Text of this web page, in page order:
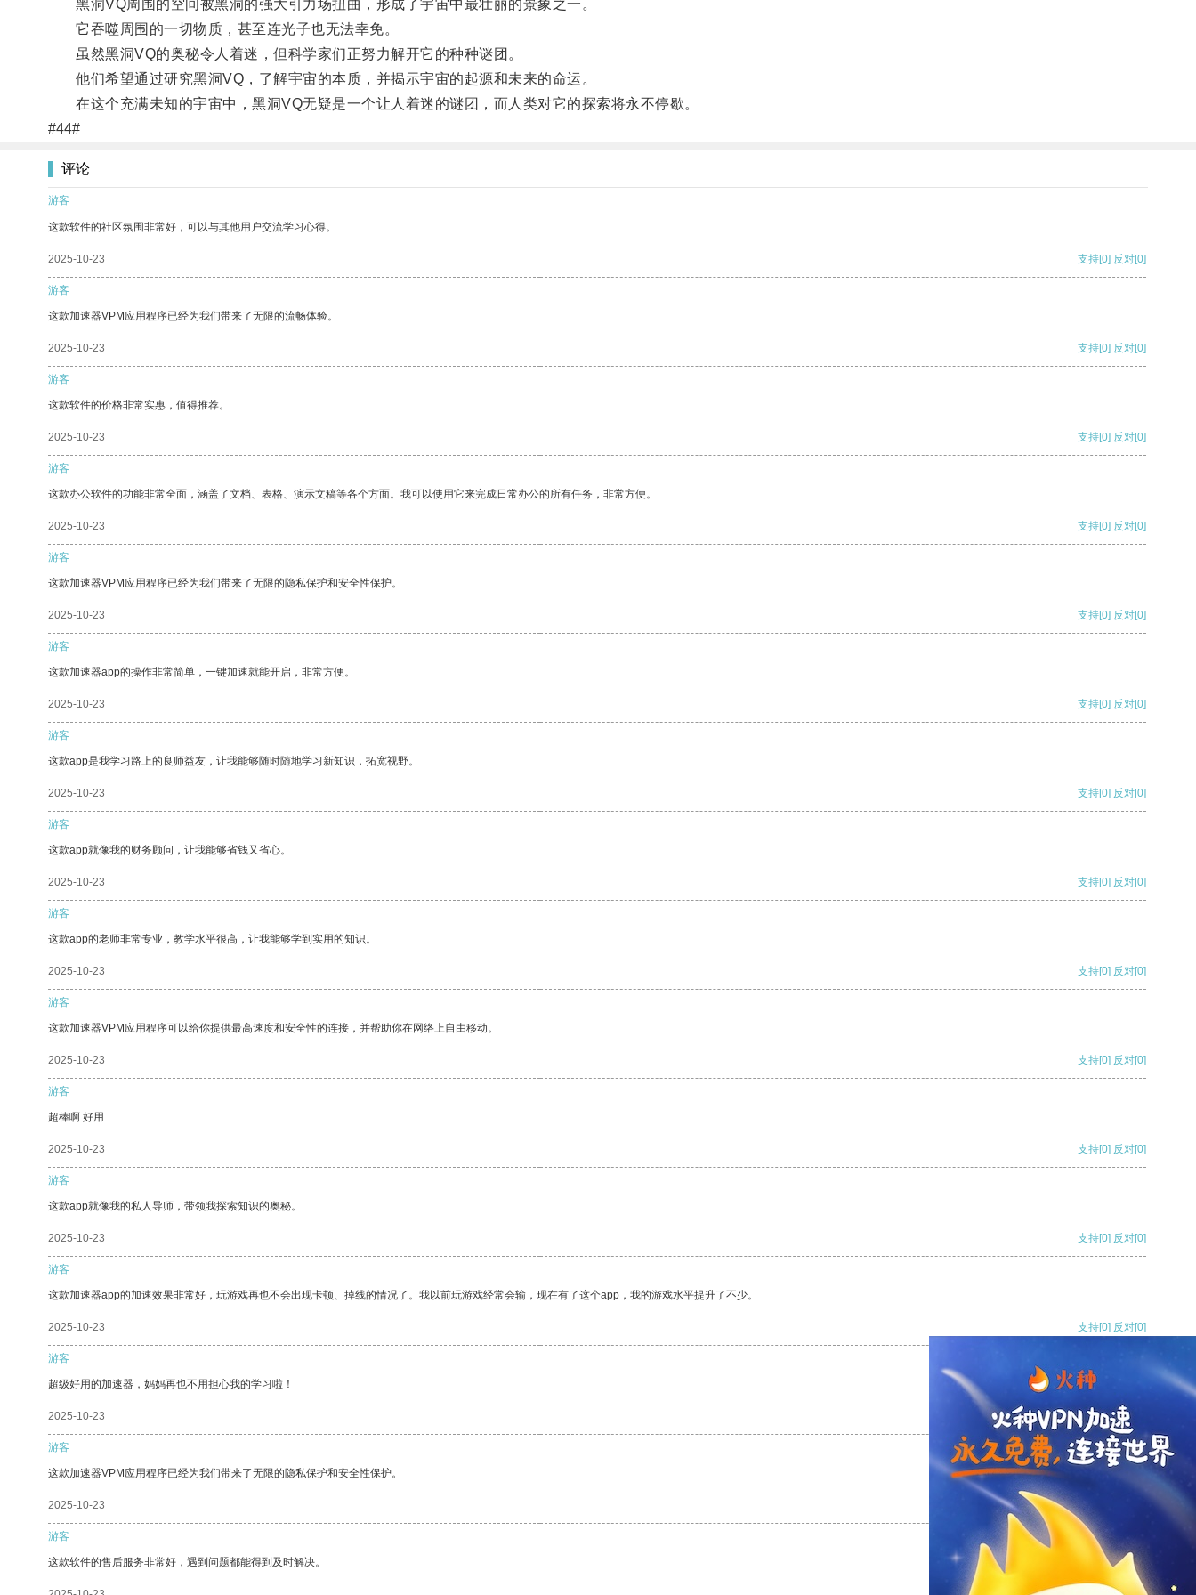
黑洞VQ周围的空间被黑洞的强大引力场扭曲，形成了宇宙中最壮丽的景象之一。
它吞噬周围的一切物质，甚至连光子也无法幸免。
虽然黑洞VQ的奥秘令人着迷，但科学家们正努力解开它的种种谜团。
他们希望通过研究黑洞VQ，了解宇宙的本质，并揭示宇宙的起源和未来的命运。
在这个充满未知的宇宙中，黑洞VQ无疑是一个让人着迷的谜团，而人类对它的探索将永不停歇。
#44#
评论
游客
这款软件的社区氛围非常好，可以与其他用户交流学习心得。
2025-10-23 支持[0] 反对[0]
游客
这款加速器VPM应用程序已经为我们带来了无限的流畅体验。
2025-10-23 支持[0] 反对[0]
游客
这款软件的价格非常实惠，值得推荐。
2025-10-23 支持[0] 反对[0]
游客
这款办公软件的功能非常全面，涵盖了文档、表格、演示文稿等各个方面。我可以使用它来完成日常办公的所有任务，非常方便。
2025-10-23 支持[0] 反对[0]
游客
这款加速器VPM应用程序已经为我们带来了无限的隐私保护和安全性保护。
2025-10-23 支持[0] 反对[0]
游客
这款加速器app的操作非常简单，一键加速就能开启，非常方便。
2025-10-23 支持[0] 反对[0]
游客
这款app是我学习路上的良师益友，让我能够随时随地学习新知识，拓宽视野。
2025-10-23 支持[0] 反对[0]
游客
这款app就像我的财务顾问，让我能够省钱又省心。
2025-10-23 支持[0] 反对[0]
游客
这款app的老师非常专业，教学水平很高，让我能够学到实用的知识。
2025-10-23 支持[0] 反对[0]
游客
这款加速器VPM应用程序可以给你提供最高速度和安全性的连接，并帮助你在网络上自由移动。
2025-10-23 支持[0] 反对[0]
游客
超棒啊 好用
2025-10-23 支持[0] 反对[0]
游客
这款app就像我的私人导师，带领我探索知识的奥秘。
2025-10-23 支持[0] 反对[0]
游客
这款加速器app的加速效果非常好，玩游戏再也不会出现卡顿、掉线的情况了。我以前玩游戏经常会输，现在有了这个app，我的游戏水平提升了不少。
2025-10-23 支持[0] 反对[0]
游客
超级好用的加速器，妈妈再也不用担心我的学习啦！
2025-10-23 支持[0] 反对
游客
这款加速器VPM应用程序已经为我们带来了无限的隐私保护和安全性保护。
2025-10-23 支持
游客
这款软件的售后服务非常好，遇到问题都能得到及时解决。